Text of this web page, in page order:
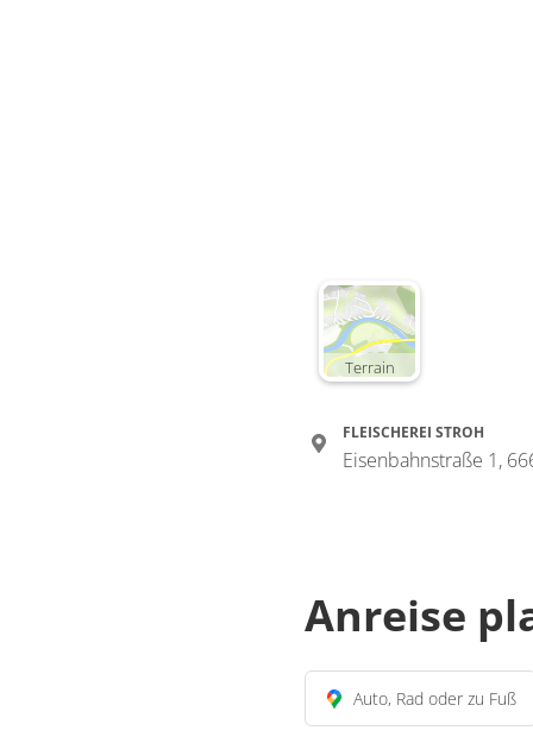
Terrain
FLEISCHEREI STROH
Eisenbahnstraße 1,
Anreise
Auto, Rad oder zu Fuß